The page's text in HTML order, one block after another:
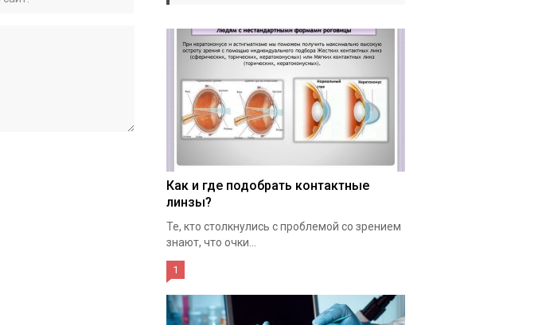
Как и где подобрать контактные
линзы?
Те, кто столкнулись с проблемой со зрением
знают, что очки...
1